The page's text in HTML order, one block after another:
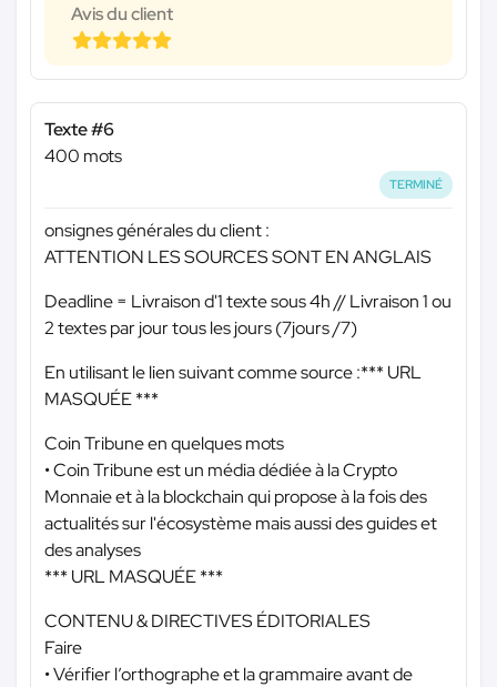
Avis du client
Texte #6
400 mots
TERMINÉ
onsignes générales du client :
ATTENTION LES SOURCES SONT EN ANGLAIS
Deadline = Livraison d'1 texte sous 4h // Livraison 1 ou
2 textes par jour tous les jours (7jours /7)
En utilisant le lien suivant comme source :*** URL
MASQUÉE ***
Coin Tribune en quelques mots
• Coin Tribune est un média dédiée à la Crypto
Monnaie et à la blockchain qui propose à la fois des
actualités sur l'écosystème mais aussi des guides et
des analyses
*** URL MASQUÉE ***
CONTENU & DIRECTIVES ÉDITORIALES
Faire
• Vérifier l’orthographe et la grammaire avant de